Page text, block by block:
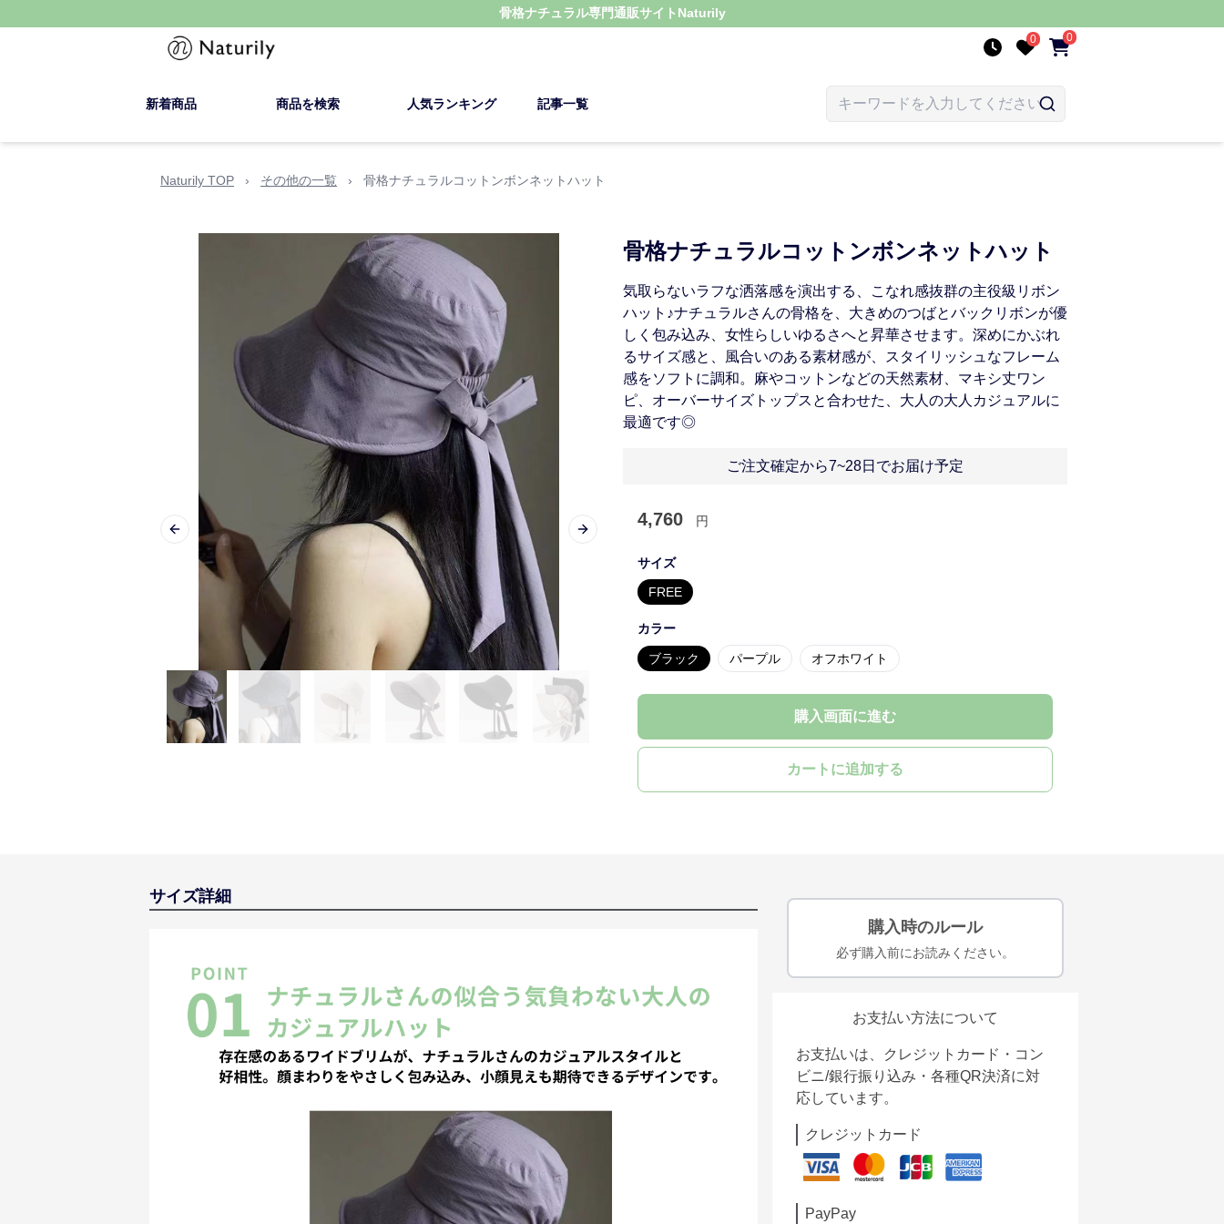
骨格ナチュラル専門通販サイト Naturily
0 0
新着商品 商品を検索 人気ランキング 記事一覧
Naturily TOP › その他の一覧 › 骨格ナチュラルコットンボンネットハット
Previous slide Next slide
骨格ナチュラルコットンボンネットハット
気取らないラフな洒落感を演出する、こなれ感抜群の主役級リボン
ハット♪ナチュラルさんの骨格を、大きめのつばとバックリボンが優
しく包み込み、女性らしいゆるさへと昇華させます。深めにかぶれ
るサイズ感と、風合いのある素材感が、スタイリッシュなフレーム
感をソフトに調和。麻やコットンなどの天然素材、マキシ丈ワン
ピ、オーバーサイズトップスと合わせた、大人の大人カジュアルに
最適です◎
ご注文確定から7~28日でお届け予定
4,760 円
サイズ
FREE
カラー
ブラック パープル オフホワイト
購入画面に進む
カートに追加する
サイズ詳細
購入時のルール
必ず購入前にお読みください。
お支払い方法について
お支払いは、クレジットカード・コン
ビニ/銀行振り込み・各種QR決済に対
応しています。
クレジットカード
PayPay